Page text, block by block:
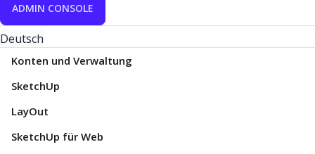
ADMIN CONSOLE
Deutsch
Konten und Verwaltung
SketchUp
LayOut
SketchUp für Web